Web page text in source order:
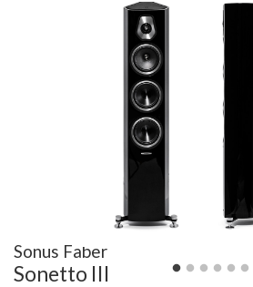
Sonus Faber
Sonetto III